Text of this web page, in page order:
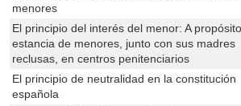
menores
El principio del interés del menor: A
estancia de menores, junto con sus madres
reclusas, en centros penitenciarios
El principio de neutralidad en la constitución
española